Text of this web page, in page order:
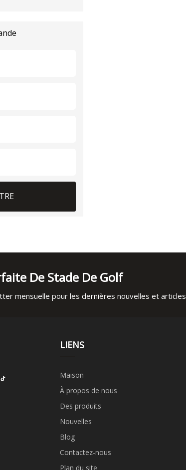
De Stade De Golf
mensuelle pour les dernières nouvelles et articles
LIENS
Maison
À propos de nous
Des produits
Nouvelles
Blog
Contactez-nous
Plan du site